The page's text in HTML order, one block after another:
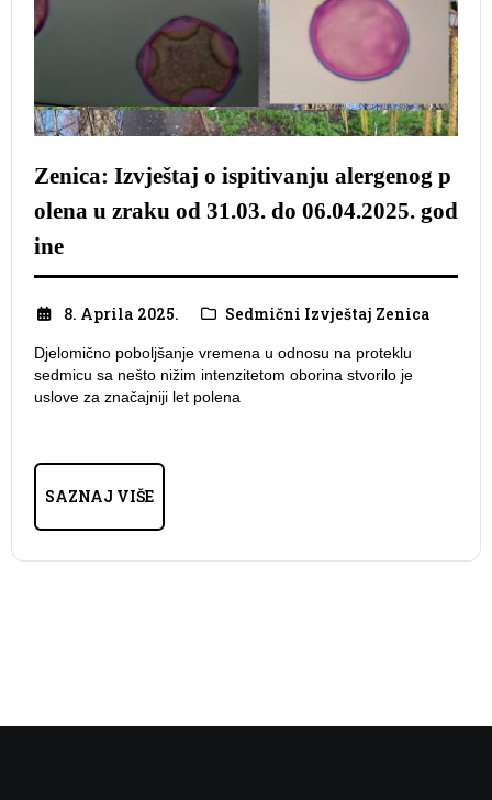
Zenica: Izvještaj o ispitivanju alergenog p
olena u zraku od 31.03. do 06.04.2025. god
ine
8. Aprila 2025. Sedmični Izvještaj Zenica
Djelomično poboljšanje vremena u odnosu na proteklu
sedmicu sa nešto nižim intenzitetom oborina stvorilo je
uslove za značajniji let polena
SAZNAJ VIŠE